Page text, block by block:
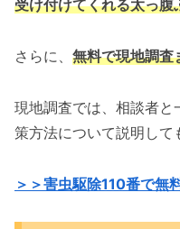
受け付けてくれる太っ腹
さらに、 無料で現地調査
現地調査では、相談者
策方法について説明して
＞＞害虫駆除110番で無